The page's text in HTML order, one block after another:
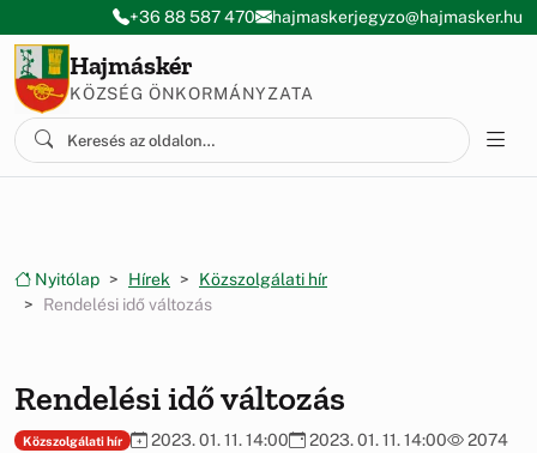
Ugrás a menüre
Ugrás a tartalomra
+36 88 587 470 hajmaskerjegyzo@hajmasker.hu
Hajmáskér
KÖZSÉG ÖNKORMÁNYZATA
Nyitólap Hírek
Közszolgálati hír
Rendelési idő változás
Rendelési idő változás
Közszolgálati hír 2023. 01. 11. 14:00 2023. 01. 11. 14:00 2074